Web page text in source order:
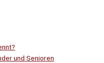
und Senioren